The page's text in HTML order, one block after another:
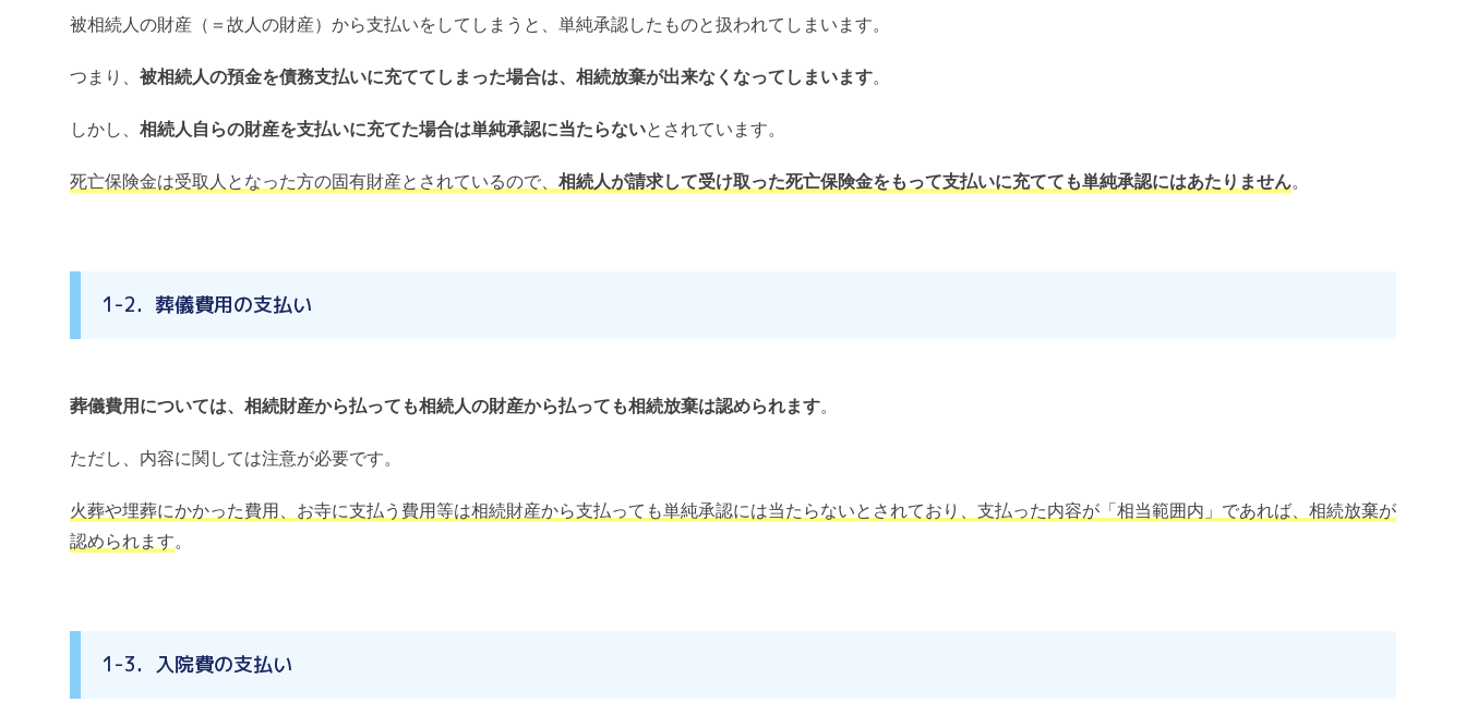
被相続人の財産（＝故人の財産）から支払いをしてしまうと、単純承認したものと扱われてしまいます。
つまり、 被相続人の預金を債務支払いに充ててしまった場合は、相続放棄が出来なくなってしまいます。
しかし、 相続人自らの財産を支払いに充てた場合は単純承認に当たらないとされています。
死亡保険金は受取人となった方の固有財産とされているので、 相続人が請求して受け取った死亡保険金をもって支払いに充てても単純承認にはあたりません。
1-2．葬儀費用の支払い
葬儀費用については、相続財産から払っても相続人の財産から払っても相続放棄は認められます。
ただし、内容に関しては注意が必要です。
火葬や埋葬にかかった費用、お寺に支払う費用等は相続財産から支払っても単純承認には当たらないとされており、支払った内容が「相当範囲内」であれば、相続放棄が
認められます。
1-3．入院費の支払い